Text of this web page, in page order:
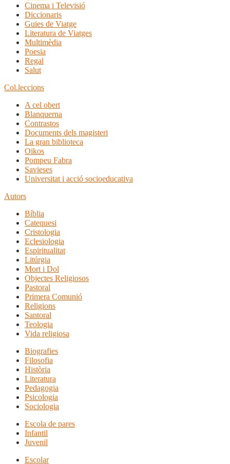
Cinema i Televisió
Diccionaris
Guies de Viatge
Literatura de Viatges
Multimèdia
Poesia
Regal
Salut
Col.leccions
A cel obert
Blanquerna
Contrastos
Documents dels magisteri
La gran biblioteca
Oikos
Pompeu Fabra
Savieses
Universitat i acció socioeducativa
Autors
Bíblia
Catequesi
Cristologia
Eclesiologia
Espiritualitat
Litúrgia
Mort i Dol
Objectes Religiosos
Pastoral
Primera Comunió
Religions
Santoral
Teologia
Vida religiosa
Biografies
Filosofia
Història
Literatura
Pedagogia
Psicologia
Sociologia
Escola de pares
Infantil
Juvenil
Escolar